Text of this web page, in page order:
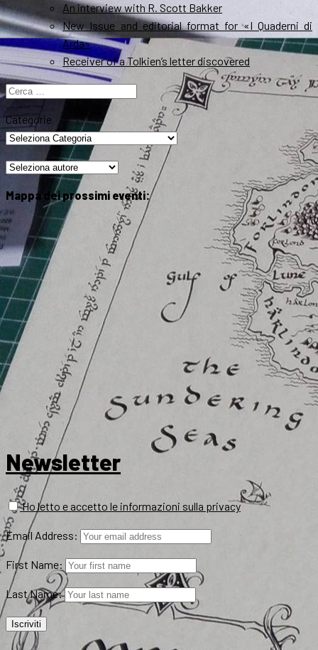
An interview with R. Scott Bakker
New Issue and editorial format for «I Quaderni di
Arda»
Receiver of a Tolkien’s letter discovered
Ricerca
per:
Categorie
Mappa dei prossimi eventi:
Newsletter
Ho letto e accetto le informazioni sulla privacy
Email Address:
First Name:
Last Name: